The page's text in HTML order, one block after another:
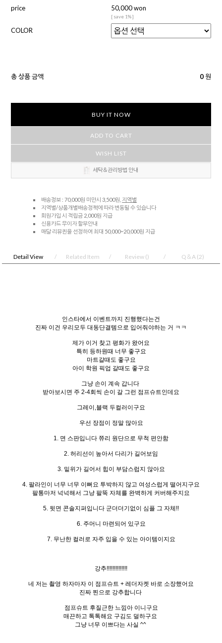
price 50,000 won
[ save 1% ]
COLOR
총 상품 금액 0 원
BUY IT NOW
ADD TO CART
WISH LIST
세탁＆관리방법 안내
배송정보 : 70,000원 미만시 3,500원, 지역별
지역별/상품개별배송정책에 따라 변동될 수 있습니다
회원가입 시 적립금 2,000원 지급
신용카드 무이자 할부안내
매달 리뷰퀸을 선정하여 최대 50,000~20,000원 지급
Detail View Related Item Review () Q＆A (2)
인스타에서 이벤트까지 진행했다는건
진짜 이건 우리모두 대동단결템으로 입어줘야하는 거 ㅋㅋ
제가 이거 찾고 평화가 왔어요
특히 등하원때 너무 좋구요
마트갈때도 좋구요
아이 학원 픽업 갈때도 좋구요
그냥 손이 계속 갑니다
받아보시면 주 2-4회씩 손이 갈 그런 점프슈트인데요
그레이,블랙 두컬러이구요
우선 장점이 정말 많아요
1. 면 스판입니다 쮸리 원단으로 무척 편안함
2. 허리선이 높아서 다리가 길어보임
3. 밑위가 길어서 힙이 부담스럽지 않아요
4. 팔라인이 너무 너무 이뻐요 투박하지 않고 여성스럽게 떨어지구요
팔통마저 넉넉해서 그냥 팔뚝 자체를 완벽하게 커버해주지요
5. 뒷면 콘솔지퍼입니다 군더더기없이 심플 그 자체!!
6. 주머니 마련되어 있구요
7. 무난한 컬러로 자주 입을 수 있는 아이템이지요
강추!!!!!!!!!!!!!!
네 저는 촬영 하자마자 이 점프슈트 + 레더자켓 바로 소장했어요
진짜 찐으로 강추합니다
점프슈트 후질근한 느낌아 이니구요
매끈하고 톡톡해요 구김도 덜하구요
그냥 너무 이쁘다는 사실 ^^